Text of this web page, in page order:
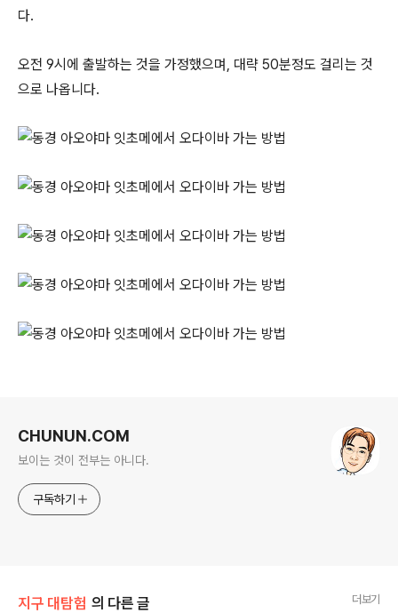
다.
오전 9시에 출발하는 것을 가정했으며, 대략 50분정도 걸리는 것
으로 나옵니다.
CHUNUN.COM
보이는 것이 전부는 아니다.
구독하기
지구 대탐험 의 다른 글 더보기